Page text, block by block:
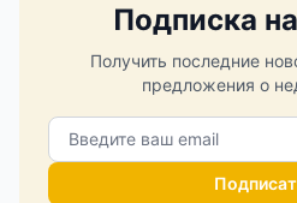
Подписка
Получить последние
предложения о